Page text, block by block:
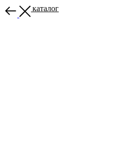
Назад в каталог